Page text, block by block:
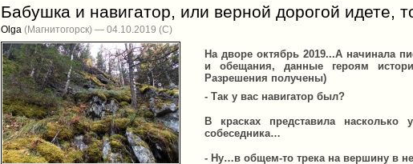
Бабушка и навигатор, или верной дорогой идете,
Olga (Магнитогорск) — 04.10.2019
На дворе октябрь 2019...А начинала
и обещания, данные героям
Разрешения получены)
- Так у вас навигатор был?
В красках представила насколько
собеседника…
- Ну…в общем-то трека на вершину в